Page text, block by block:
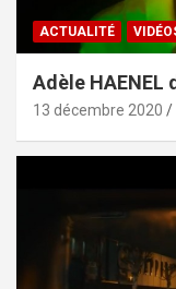
ACTUALITÉ
Adèle HAENEL
13 décembre 2020